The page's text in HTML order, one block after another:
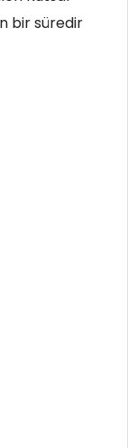
bir süredir